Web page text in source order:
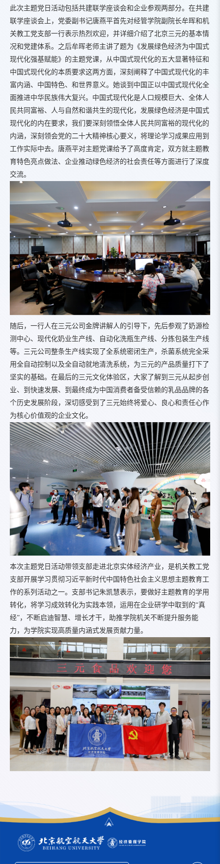
此次主题党日活动包括共建联学座谈会和企业参观两部分。在共建
联学座谈会上，党委副书记唐燕平首先对经管学院副院长牟晖和机
关教工党支部一行表示热烈欢迎，并详细介绍了北京三元的基本情
况和党建体系。之后牟晖老师主讲了题为《发展绿色经济为中国式
现代化强基赋能》的主题党课，从中国式现代化的五大显著特征和
中国式现代化的本质要求这两方面，深刻阐释了中国式现代化的丰
富内涵、中国特色、和世界意义。她谈到中国正以中国式现代化全
面推进中华民族伟大复兴。中国式现代化是人口规模巨大、全体人
民共同富裕、人与自然和谐共生的现代化，发展绿色经济是中国式
现代化的内在要求，我们要深刻领悟全体人民共同富裕的现代化的
内涵，深刻领会党的二十大精神核心要义，将理论学习成果应用到
工作实际中去。唐燕平对主题党课给予了高度肯定，双方就主题教
育特色亮点做法、企业推动绿色经济的社会责任等方面进行了深度
交流。
随后，一行人在三元公司金牌讲解人的引导下，先后参观了奶源检
测中心、现代化奶业生产线、自动化洗瓶生产线、分拣包装生产线
等。三元公司整条生产线实现了全系统密闭生产，杀菌系统完全采
用全自动控制以及全自动就地清洗系统，为三元的产品质量打下了
坚实的基础。在最后的三元文化体验区，大家了解到三元从起步创
业、到快速发展、到最终成为中国消费者备受信赖的乳品品牌的各
个历史发展阶段，深切感受到了三元始终将爱心、良心和责任心作
为核心价值观的企业文化。
本次主题党日活动带领支部走进北京实体经济产业，是机关教工党
支部开展学习贯彻习近平新时代中国特色社会主义思想主题教育工
作的系列活动之一。支部书记朱凯慧表示，要做好主题教育的学用
转化，将学习成效转化为实践本领，运用在企业研学中取到的“真
经”，不断启迪智慧、增长才干，助推学院机关不断提升服务能
力，为学院实现高质量内涵式发展贡献力量。